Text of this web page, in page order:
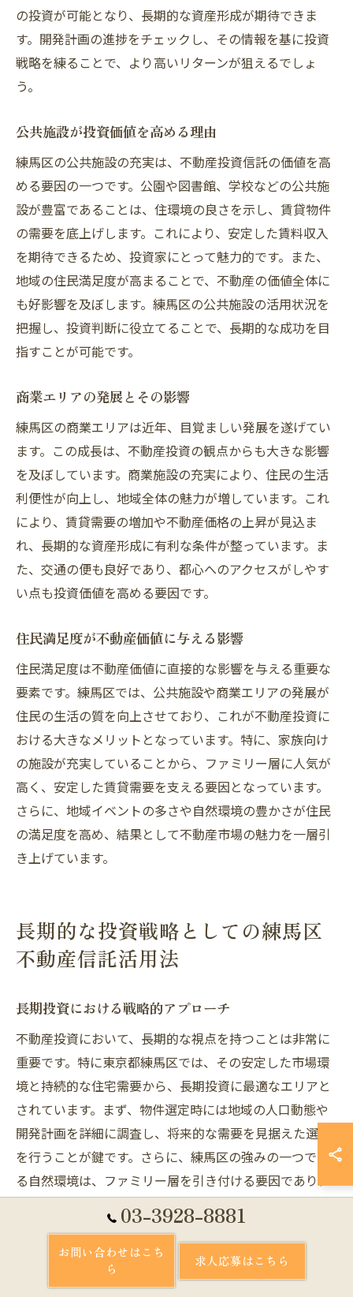
の投資が可能となり、長期的な資産形成が期待できま
す。開発計画の進捗をチェックし、その情報を基に投資
戦略を練ることで、より高いリターンが狙えるでしょ
う。
公共施設が投資価値を高める理由
練馬区の公共施設の充実は、不動産投資信託の価値を高
める要因の一つです。公園や図書館、学校などの公共施
設が豊富であることは、住環境の良さを示し、賃貸物件
の需要を底上げします。これにより、安定した賃料収入
を期待できるため、投資家にとって魅力的です。また、
地域の住民満足度が高まることで、不動産の価値全体に
も好影響を及ぼします。練馬区の公共施設の活用状況を
把握し、投資判断に役立てることで、長期的な成功を目
指すことが可能です。
商業エリアの発展とその影響
練馬区の商業エリアは近年、目覚ましい発展を遂げてい
ます。この成長は、不動産投資の観点からも大きな影響
を及ぼしています。商業施設の充実により、住民の生活
利便性が向上し、地域全体の魅力が増しています。これ
により、賃貸需要の増加や不動産価格の上昇が見込ま
れ、長期的な資産形成に有利な条件が整っています。ま
た、交通の便も良好であり、都心へのアクセスがしやす
い点も投資価値を高める要因です。
住民満足度が不動産価値に与える影響
住民満足度は不動産価値に直接的な影響を与える重要な
要素です。練馬区では、公共施設や商業エリアの発展が
住民の生活の質を向上させており、これが不動産投資に
おける大きなメリットとなっています。特に、家族向け
の施設が充実していることから、ファミリー層に人気が
高く、安定した賃貸需要を支える要因となっています。
さらに、地域イベントの多さや自然環境の豊かさが住民
の満足度を高め、結果として不動産市場の魅力を一層引
き上げています。
長期的な投資戦略としての練馬区
不動産信託活用法
長期投資における戦略的アプローチ
不動産投資において、長期的な視点を持つことは非常に
重要です。特に東京都練馬区では、その安定した市場環
境と持続的な住宅需要から、長期投資に最適なエリアと
されています。まず、物件選定時には地域の人口動態や
開発計画を詳細に調査し、将来的な需要を見据えた選択
を行うことが鍵です。さらに、練馬区の強みの一つであ
る自然環境は、ファミリー層を引き付ける要因であり、
安定した賃貸需要を維持する要素といえます。投資家
は、練馬区の地域特性を理解し、インフラの整備や都市
開発の進捗に基づいて戦略的な投資を行うことで、リス
クを最小限に抑えつつ、長期的な資産価値の向上を図る
03-3928-8881
お問い合わせはこち
ら
求人応募はこちら